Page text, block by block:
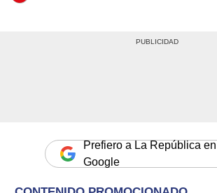
Prefiero a La República en
Google